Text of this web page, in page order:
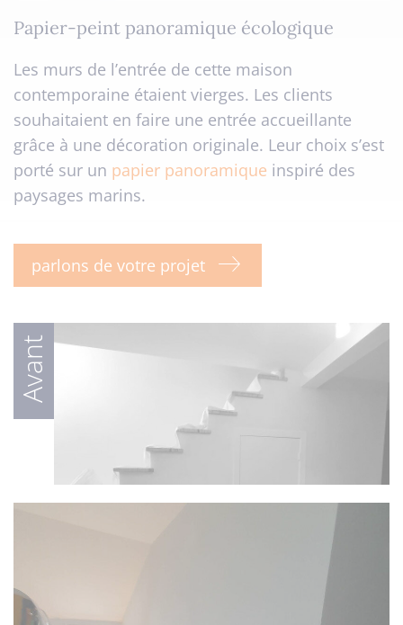
Papier-peint panoramique écologique
Les murs de l’entrée de cette maison
contemporaine étaient vierges. Les clients
souhaitaient en faire une entrée accueillante
grâce à une décoration originale. Leur choix s’est
porté sur un papier panoramique inspiré des
paysages marins.
parlons de votre projet